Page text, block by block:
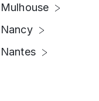
Mulhouse
Nancy
Nantes